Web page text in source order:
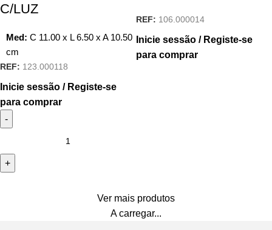
C/LUZ
Med: C 11.00 x L6.50 x A 10.50
cm
REF: 123.000118
Inicie sessão / Registe-se
para comprar
REF: 106.000014
Inicie sessão / Registe-se
para comprar
Ver mais produtos
A carregar...